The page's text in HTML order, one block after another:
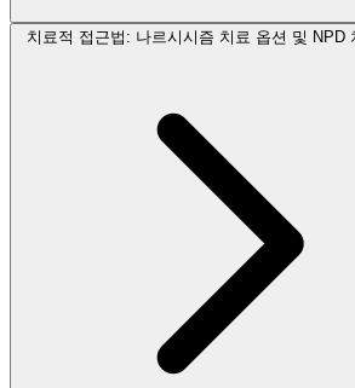
치료적 접근법: 나르시시즘 치료 옵션 및 NPD